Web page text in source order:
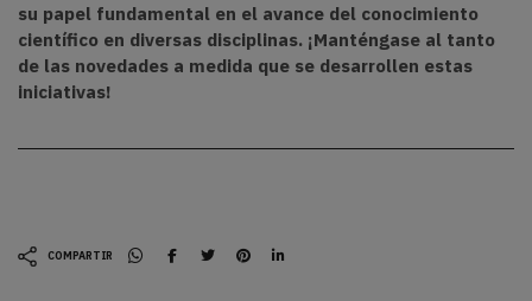
su papel fundamental en el avance del conocimiento
científico en diversas disciplinas. ¡Manténgase al tanto
de las novedades a medida que se desarrollen estas
iniciativas!
COMPARTIR